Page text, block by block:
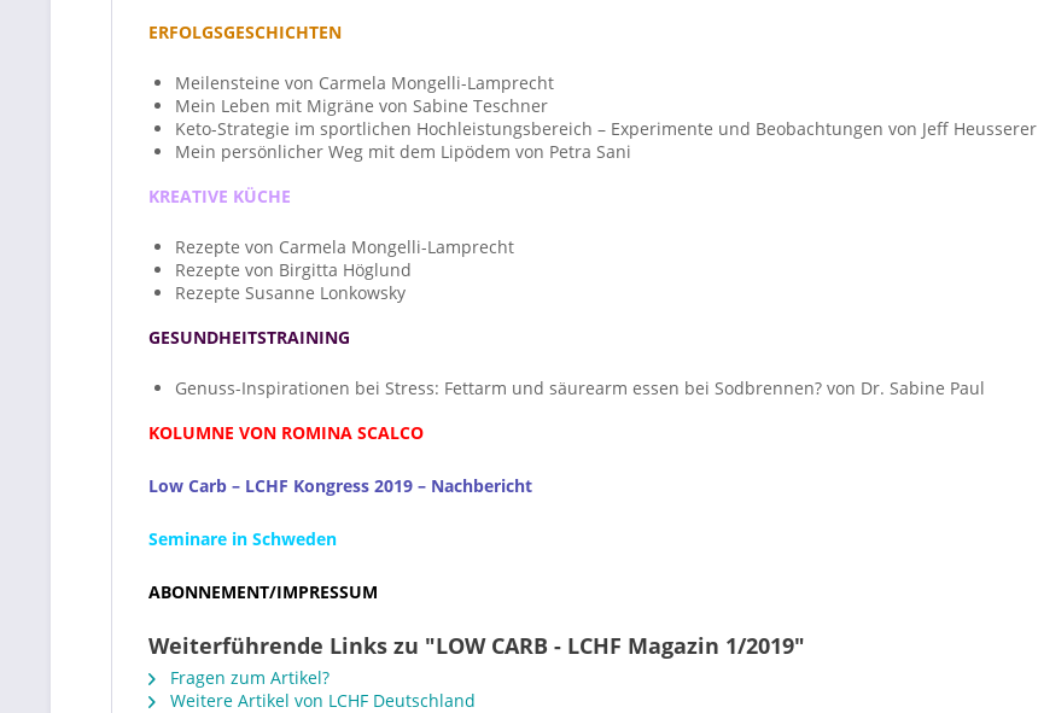
ERFOLGSGESCHICHTEN
Meilensteine von Carmela Mongelli-Lamprecht
Mein Leben mit Migräne von Sabine Teschner
Keto-Strategie im sportlichen Hochleistungsbereich – Experimente und Beobachtungen von Jeff Heusserer
Mein persönlicher Weg mit dem Lipödem von Petra Sani
KREATIVE KÜCHE
Rezepte von Carmela Mongelli-Lamprecht
Rezepte von Birgitta Höglund
Rezepte Susanne Lonkowsky
GESUNDHEITSTRAINING
Genuss-Inspirationen bei Stress: Fettarm und säurearm essen bei Sodbrennen? von Dr. Sabine Paul
KOLUMNE VON ROMINA SCALCO
Low Carb – LCHF Kongress 2019 – Nachbericht
Seminare in Schweden
ABONNEMENT/IMPRESSUM
Weiterführende Links zu "LOW CARB - LCHF Magazin 1/2019"
Fragen zum Artikel?
Weitere Artikel von LCHF Deutschland